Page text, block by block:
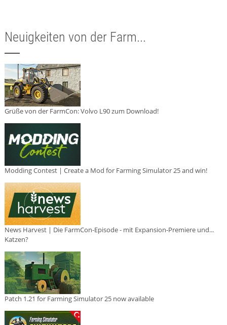
Neuigkeiten von der Farm...
Grüße von der FarmCon: Volvo L90 zum Download!
Modding Contest | Create a Mod for Farming Simulator 25 and win!
News Harvest | Die FarmCon-Episode - mit Expansion-Premiere und...
Katzen?
Patch 1.21 for Farming Simulator 25 now available